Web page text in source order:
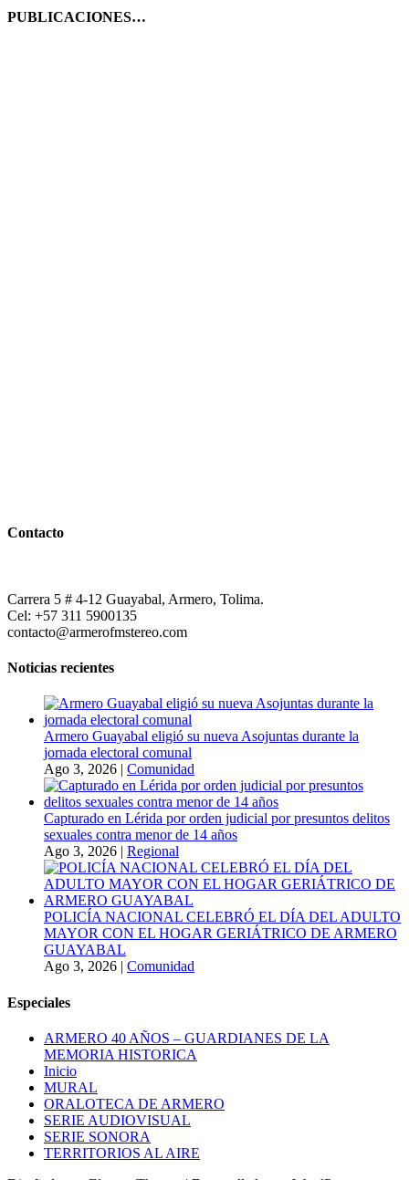
PUBLICACIONES…
Contacto
Carrera 5 # 4-12 Guayabal, Armero, Tolima.
Cel: +57 311 5900135
contacto@armerofmstereo.com
Noticias recientes
Armero Guayabal eligió su nueva Asojuntas durante la
jornada electoral comunal
Ago 3, 2026 | Comunidad
Capturado en Lérida por orden judicial por presuntos delitos
sexuales contra menor de 14 años
Ago 3, 2026 | Regional
POLICÍA NACIONAL CELEBRÓ EL DÍA DEL ADULTO
MAYOR CON EL HOGAR GERIÁTRICO DE ARMERO
GUAYABAL
Ago 3, 2026 | Comunidad
Especiales
ARMERO 40 AÑOS – GUARDIANES DE LA
MEMORIA HISTORICA
Inicio
MURAL
ORALOTECA DE ARMERO
SERIE AUDIOVISUAL
SERIE SONORA
TERRITORIOS AL AIRE